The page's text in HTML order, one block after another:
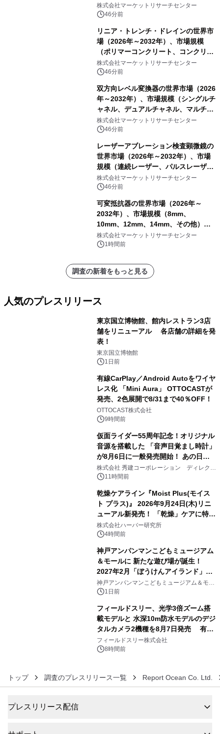
ケット、純チタン製ブラケット）・分
析レポートを発表
株式会社マーケットリサーチセンター
46分前
リニア・トレンチ・ドレインの世界市
場（2026年～2032年）、市場規模
（ポリマーコンクリート、コンクリー
ト、プラスチック、金属）・分析レポ
ートを発表
株式会社マーケットリサーチセンター
46分前
双方向レベル変換器の世界市場（2026
年～2032年）、市場規模（シングルチ
ャネル、デュアルチャネル、マルチチ
ャネル）・分析レポートを発表
株式会社マーケットリサーチセンター
46分前
レーザーアブレーション検査顕微鏡の
世界市場（2026年～2032年）、市場
規模（連続レーザー、パルスレーザ
ー）・分析レポートを発表
株式会社マーケットリサーチセンター
46分前
可変抵抗器の世界市場（2026年～
2032年）、市場規模（8mm、
10mm、12mm、14mm、その他）・
分析レポートを発表
株式会社マーケットリサーチセンター
1時間前
調査の新着をもっと見る
人気のプレスリリース
東京国立博物館、館内レストラン3店
舗をリニューアル 各店舗の詳細を発
表！
東京国立博物館
1日前
有線CarPlay／Android Autoをワイヤ
レス化 「Mini Aura」 OTTOCASTが
発売、2色展開で8/31まで40％OFF！
OTTOCAST株式会社
9時間前
仮面ライダー55周年記念！オリジナル
音源を搭載した 「音声目覚まし時計」
が8月6日に一般発売開始！ あの日の
大興奮が今甦る
株式会社 秀建コーポレーション ディレクト
アートギャラリー
11時間前
乾燥ケアライン『Moist Plus(モイス
ト プラス)』 2026年9月24日(木)リニ
ューアル新発売！ 「乾燥」ケアに特化
し、ライン使いで潤いに満ちた肌へ
株式会社ハーバー研究所
4時間前
神戸アンパンマンこどもミュージアム
＆モールに 新たな遊び場が誕生！
2027年2月「ぼうけんアイランド」が
オープン
神戸アンパンマンこどもミュージアム＆モー
ル 1日前
フィールドスリー、光学3倍ズーム搭
載モデルと 水深10m防水モデルのデジ
タルカメラ2機種を8月7日発売 有効
約1300万画素、用途別に選べるコンデ
ジ新登場
フィールドスリー株式会社
8時間前
トップ 調査のプレスリリース一覧 Report Ocean Co. Ltd.
プレスリリース配信